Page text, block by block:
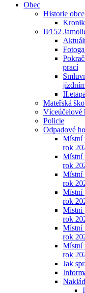
Obec
Historie obce
II⁄152
prací
II.etapa
Mateřská
Víceúčelové
Policie
Odpadové
Místní
rok
Místní
rok
Místní
rok
Místní
rok
Místní
rok
Místní
rok
Místní
rok
Jak